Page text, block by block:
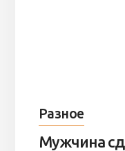
Разное
Мужчина